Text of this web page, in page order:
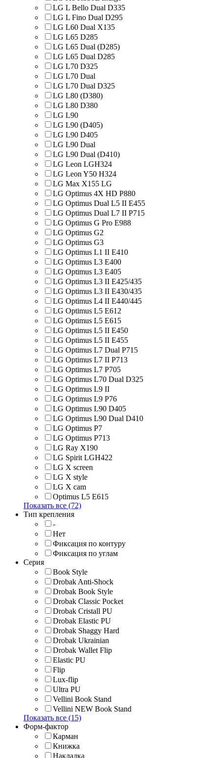
LG L Bello Dual D335
LG L Fino Dual D295
LG L60 Dual X135
LG L65 D285
LG L65 Dual (D285)
LG L65 Dual D285
LG L70 D325
LG L70 Dual
LG L70 Dual D325
LG L80 (D380)
LG L80 D380
LG L90
LG L90 (D405)
LG L90 D405
LG L90 Dual
LG L90 Dual (D410)
LG Leon LGH324
LG Leon Y50 H324
LG Max X155 LG
LG Optimus 4X HD P880
LG Optimus Dual L5 II E455
LG Optimus Dual L7 II P715
LG Optimus G Pro E988
LG Optimus G2
LG Optimus G3
LG Optimus L1 II E410
LG Optimus L3 E400
LG Optimus L3 E405
LG Optimus L3 II E425/435
LG Optimus L3 II E430/435
LG Optimus L4 II E440/445
LG Optimus L5 E612
LG Optimus L5 E615
LG Optimus L5 II E450
LG Optimus L5 II E455
LG Optimus L7 Dual P715
LG Optimus L7 II P713
LG Optimus L7 P705
LG Optimus L70 Dual D325
LG Optimus L9 II
LG Optimus L9 P76
LG Optimus L90 D405
LG Optimus L90 Dual D410
LG Optimus P7
LG Optimus P713
LG Ray X190
LG Spirit LGH422
LG X screen
LG X style
LG Х cam
Optimus L5 E615
Показать все (72)
Тип крепления
-
Нет
Фиксация по контуру
Фиксация по углам
Серия
Book Style
Drobak Anti-Shock
Drobak Book Style
Drobak Classic Pocket
Drobak Cristall PU
Drobak Elastic PU
Drobak Shaggy Hard
Drobak Ukrainian
Drobak Wallet Flip
Elastic PU
Flip
Lux-flip
Ultra PU
Vellini Book Stand
Vellini NEW Book Stand
Показать все (15)
Форм-фактор
Карман
Книжка
Накладка